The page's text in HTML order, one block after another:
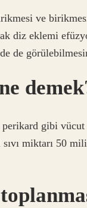
ve
diz eklemi
de
gibi vücut
miktarı 50